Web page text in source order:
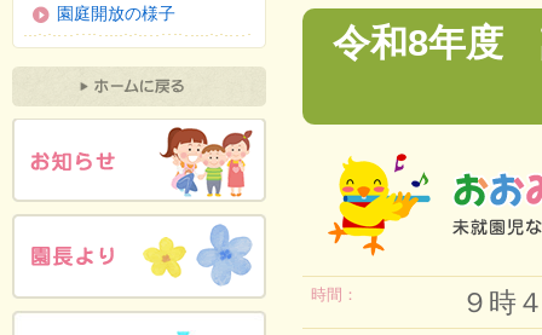
令和8年度
時間： ９時
園庭開放の様子